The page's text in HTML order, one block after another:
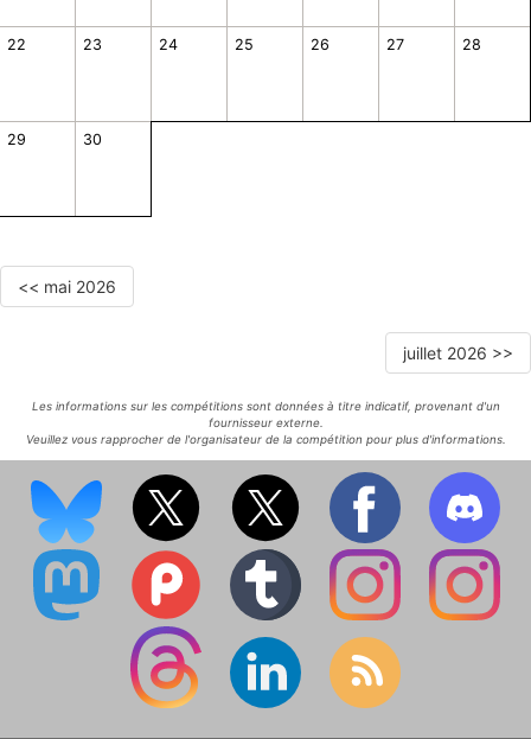
22 23 24 25 26 27 28
29 30
<< mai 2026
juillet 2026 >>
Les informations sur les compétitions sont données à titre indicatif, provenant d'un
fournisseur externe.
Veuillez vous rapprocher de l'organisateur de la compétition pour plus d'informations.